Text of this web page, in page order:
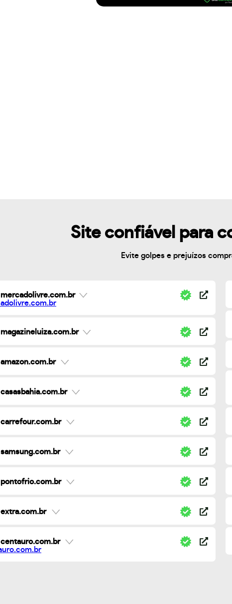
Site confiável para
Evite golpes e prejuízos
mercadolivre.com.br
magazineluiza.com.br
amazon.com.br
casasbahia.com.br
carrefour.com.br
samsung.com.br
pontofrio.com.br
extra.com.br
centauro.com.br